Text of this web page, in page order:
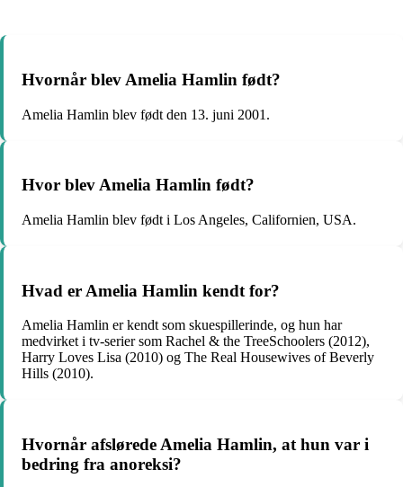
Hvornår blev Amelia Hamlin født?
Amelia Hamlin blev født den 13. juni 2001.
Hvor blev Amelia Hamlin født?
Amelia Hamlin blev født i Los Angeles, Californien, USA.
Hvad er Amelia Hamlin kendt for?
Amelia Hamlin er kendt som skuespillerinde, og hun har
medvirket i tv-serier som Rachel & the TreeSchoolers (2012),
Harry Loves Lisa (2010) og The Real Housewives of Beverly
Hills (2010).
Hvornår afslørede Amelia Hamlin, at hun var i
bedring fra anoreksi?